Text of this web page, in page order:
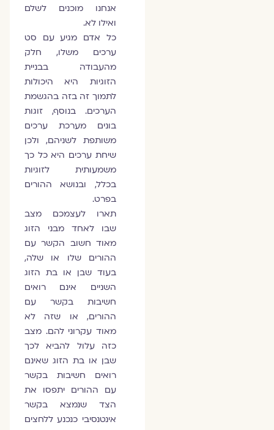
אנחנו מוכנים לשלם
ואילו לא.
כל אדם מגיע עם סט
ערכים משלו, חלק
מהעבודה בבניית
הזוגיות היא היכולות
לתמוך זה בזה בהגשמת
הערכים. בנוסף, זוגות
בונים מערכת ערכים
משותפת לשניהם, ולכן
שיחת ערכים היא כל כך
משמעותית לזוגיות
בכלל, ובנושא ההורים
בפרט.
תארו לעצמכם מצב
שבו לאחד מבני הזוג
מאוד חשוב הקשר עם
ההורים שלו או שלה,
בעוד שבן או בת הזוג
השניים אינם רואים
חשיבות בקשר עם
ההורים, או שזה לא
מאוד עקרוני להם. מצב
כזה עלול להביא לכך
שבן או בת הזוג שאינם
רואים חשיבות בקשר
עם ההורים יתפסו את
הצד שנמצא בקשר
אינטנסיבי כנכנע ללחצים